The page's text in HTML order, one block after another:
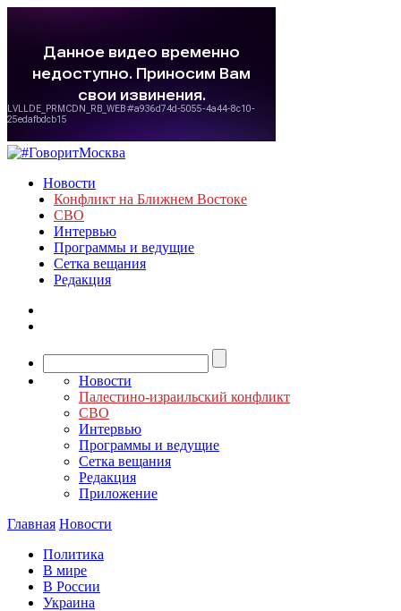
Новости
Конфликт на Ближнем Востоке
СВО
Интервью
Программы и ведущие
Сетка вещания
Редакция
Новости
Палестино-израильский конфликт
СВО
Интервью
Программы и ведущие
Сетка вещания
Редакция
Приложение
Главная Новости
Политика
В мире
В России
Украина